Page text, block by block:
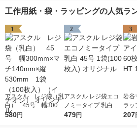
工作用紙・袋・ラッピングの人気ラ
1
アスクル レジ袋（乳
白） 45号 幅300m
m×マチ140mm×縦53
580円
2
アスクル レジ袋エコ
ノミータイプ 乳白 45
号 1袋(100枚入) オリ
479円
3
岩谷
ラッ
り I-
207